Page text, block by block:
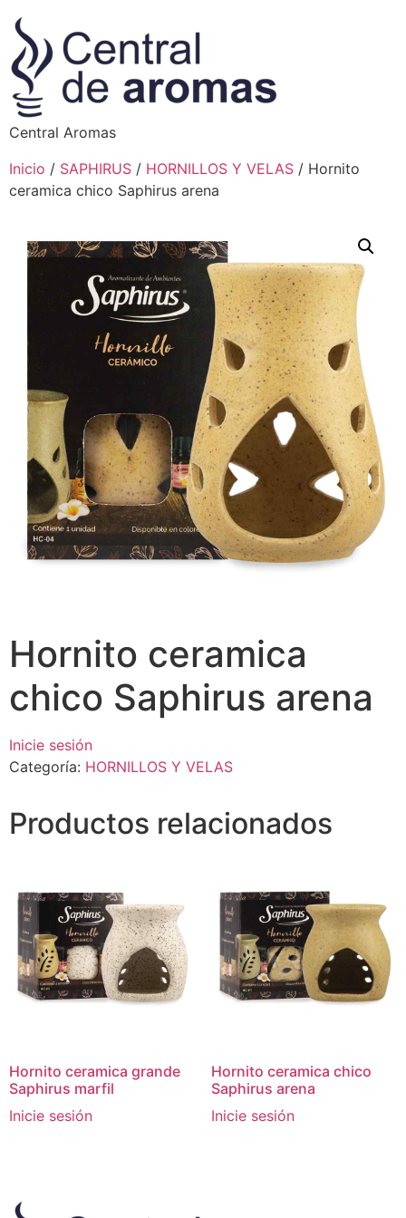
Central Aromas
Inicio / SAPHIRUS / HORNILLOS Y VELAS / Hornito
ceramica chico Saphirus arena
Hornito ceramica
chico Saphirus arena
Inicie sesión
Categoría: HORNILLOS Y VELAS
Productos relacionados
Hornito ceramica grande
Saphirus marfil
Inicie sesión
Hornito ceramica chico
Saphirus arena
Inicie sesión